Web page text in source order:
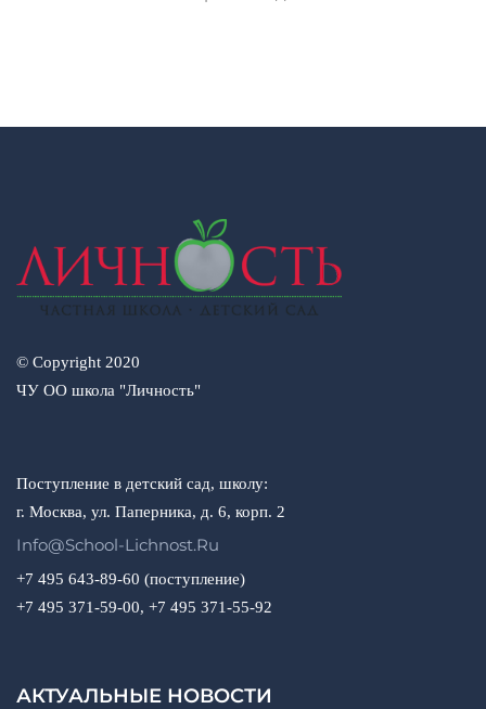
© Copyright 2020
ЧУ ОО школа "Личность"
Поступление в детский сад, школу:
г. Москва, ул. Паперника, д. 6, корп. 2
Info@school-Lichnost.ru
+7 495 643-89-60 (поступление)
+7 495 371-59-00, +7 495 371-55-92
АКТУАЛЬНЫЕ НОВОСТИ